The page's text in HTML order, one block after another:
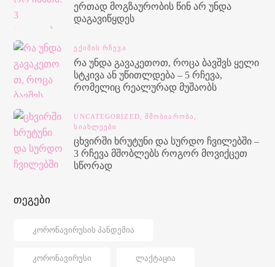
ერთად მოგზაურობის წინ არ უნდა
დაგავიწყდეს
ᲔᲥᲘᲛᲘᲡ ᲠᲩᲔᲕᲐ
რა უნდა გავაკეთოთ, როცა ბავშვს ყელი
სტკივა ან უწითლდება – 5 რჩევა,
რომელიც რეალურად მუშაობს
UNCATEGORIZED, ᲛᲨᲝᲑᲘᲐᲠᲝᲑᲐ,
ᲡᲘᲐᲮᲚᲔᲔᲑᲘ
ცხვირში ხრუტუნი და სურდო ჩვილებში –
3 რჩევა მშობლებს როგორ მოვიქცეთ
სწორად
თეგები
ᲙᲝᲠᲝᲜᲐᲕᲘᲠᲣᲡᲘᲡ ᲞᲐᲜᲓᲔᲛᲘᲐ
ᲙᲝᲠᲝᲜᲐᲕᲘᲠᲣᲡᲘ ᲚᲐᲥᲢᲐᲪᲘᲐ